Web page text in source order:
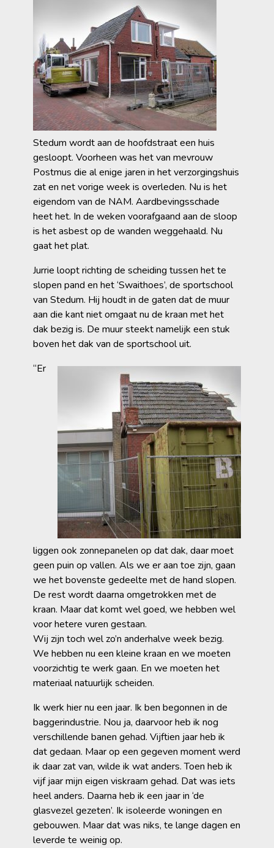
Stedum wordt aan de hoofdstraat een huis
gesloopt. Voorheen was het van mevrouw
Postmus die al enige jaren in het verzorgingshuis
zat en net vorige week is overleden. Nu is het
eigendom van de NAM. Aardbevingsschade
heet het. In de weken voorafgaand aan de sloop
is het asbest op de wanden weggehaald. Nu
gaat het plat.
Jurrie loopt richting de scheiding tussen het te
slopen pand en het ‘Swaithoes’, de sportschool
van Stedum. Hij houdt in de gaten dat de muur
aan die kant niet omgaat nu de kraan met het
dak bezig is. De muur steekt namelijk een stuk
boven het dak van de sportschool uit.
“Er
liggen ook zonnepanelen op dat dak, daar moet
geen puin op vallen. Als we er aan toe zijn, gaan
we het bovenste gedeelte met de hand slopen.
De rest wordt daarna omgetrokken met de
kraan. Maar dat komt wel goed, we hebben wel
voor hetere vuren gestaan.
Wij zijn toch wel zo’n anderhalve week bezig.
We hebben nu een kleine kraan en we moeten
voorzichtig te werk gaan. En we moeten het
materiaal natuurlijk scheiden.
Ik werk hier nu een jaar. Ik ben begonnen in de
baggerindustrie. Nou ja, daarvoor heb ik nog
verschillende banen gehad. Vijftien jaar heb ik
dat gedaan. Maar op een gegeven moment werd
ik daar zat van, wilde ik wat anders. Toen heb ik
vijf jaar mijn eigen viskraam gehad. Dat was iets
heel anders. Daarna heb ik een jaar in ‘de
glasvezel gezeten’. Ik isoleerde woningen en
gebouwen. Maar dat was niks, te lange dagen en
leverde te weinig op.